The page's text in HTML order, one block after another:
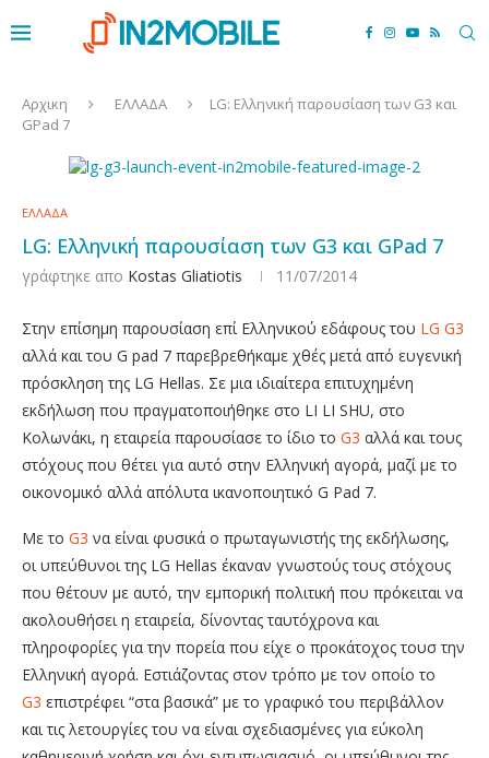
Αρχικη ΕΛΛΑΔΑ
LG: Ελληνική παρουσίαση των G3 και
GPad 7
ΕΛΛΑΔΑ
LG: Ελληνική παρουσίαση των G3 και GPad 7
γράφτηκε απο Kostas Gliatiotis 11/07/2014
Στην επίσημη παρουσίαση επί Ελληνικού εδάφους του LG G3
αλλά και του G pad 7 παρεβρεθήκαμε χθές μετά από ευγενική
πρόσκληση της LG Hellas. Σε μια ιδιαίτερα επιτυχημένη
εκδήλωση που πραγματοποιήθηκε στο LI LI SHU, στο
Κολωνάκι, η εταιρεία παρουσίασε το ίδιο το G3 αλλά και τους
στόχους που θέτει για αυτό στην Ελληνική αγορά, μαζί με το
οικονομικό αλλά απόλυτα ικανοποιητικό G Pad 7.
Με το G3 να είναι φυσικά ο πρωταγωνιστής της εκδήλωσης,
οι υπεύθυνοι της LG Hellas έκαναν γνωστούς τους στόχους
που θέτουν με αυτό, την εμπορική πολιτική που πρόκειται να
ακολουθήσει η εταιρεία, δίνοντας ταυτόχρονα και
πληροφορίες για την πορεία που είχε ο προκάτοχος τουσ την
Ελληνική αγορά. Εστιάζοντας στον τρόπο με τον οποίο το
G3 επιστρέφει “στα βασικά” με το γραφικό του περιβάλλον
και τις λετουργίες του να είναι σχεδιασμένες για εύκολη